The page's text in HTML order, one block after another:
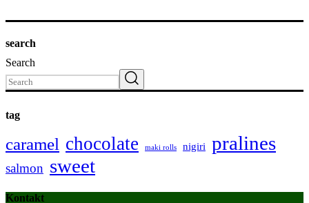
search
Search
tag
caramel chocolate maki rolls nigiri pralines
salmon sweet
Kontakt